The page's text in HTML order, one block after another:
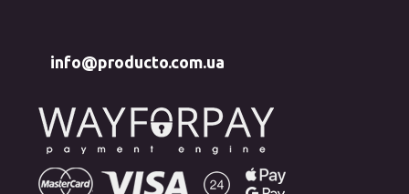
info@producto.com.ua